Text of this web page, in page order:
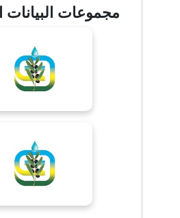
مجموعات البيانات